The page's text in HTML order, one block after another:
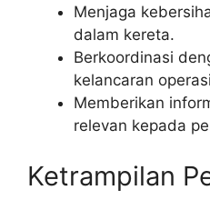
Menjaga
dalam kereta.
Berkoordinasi
kelancaran
Memberikan
relevan kepada
Ketrampilan